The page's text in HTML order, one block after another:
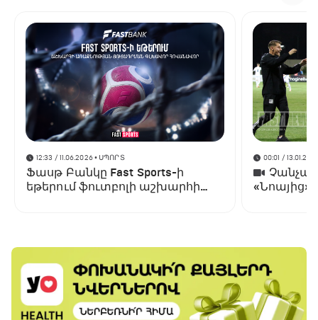
12:33 / 11.06.2026• ՍՊՈՐՏ
Ֆասթ Բանկը Fast Sports-ի
եթերում ֆուտբոլի աշխարհի
00:01 /
«Նոայից»